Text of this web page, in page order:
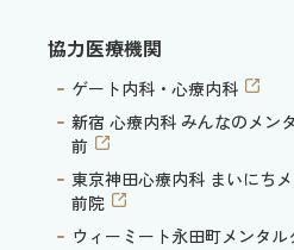
協力医療機関
ゲート内科・心療内科
新宿 心療内科 みんなのメン
前
東京神田心療内科 まいにち
前院
ウィーミート永田町メンタル